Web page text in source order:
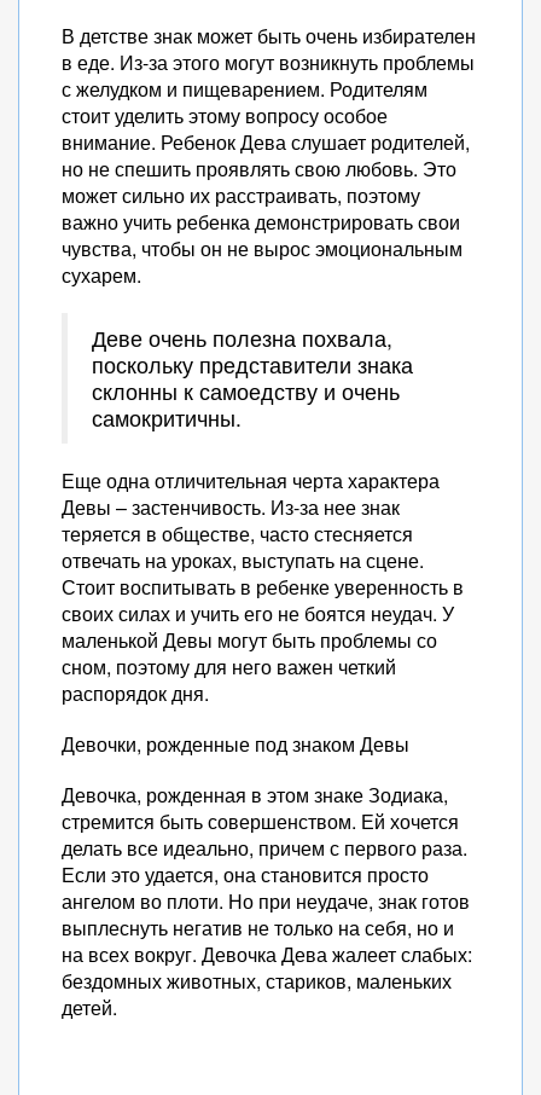
В детстве знак может быть очень избирателен
в еде. Из-за этого могут возникнуть проблемы
с желудком и пищеварением. Родителям
стоит уделить этому вопросу особое
внимание. Ребенок Дева слушает родителей,
но не спешить проявлять свою любовь. Это
может сильно их расстраивать, поэтому
важно учить ребенка демонстрировать свои
чувства, чтобы он не вырос эмоциональным
сухарем.
Деве очень полезна похвала,
поскольку представители знака
склонны к самоедству и очень
самокритичны.
Еще одна отличительная черта характера
Девы – застенчивость. Из-за нее знак
теряется в обществе, часто стесняется
отвечать на уроках, выступать на сцене.
Стоит воспитывать в ребенке уверенность в
своих силах и учить его не боятся неудач. У
маленькой Девы могут быть проблемы со
сном, поэтому для него важен четкий
распорядок дня.
Девочки, рожденные под знаком Девы
Девочка, рожденная в этом знаке Зодиака,
стремится быть совершенством. Ей хочется
делать все идеально, причем с первого раза.
Если это удается, она становится просто
ангелом во плоти. Но при неудаче, знак готов
выплеснуть негатив не только на себя, но и
на всех вокруг. Девочка Дева жалеет слабых:
бездомных животных, стариков, маленьких
детей.